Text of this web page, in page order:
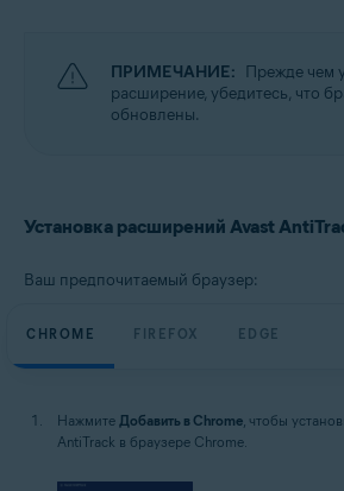
ПРИМЕЧАНИЕ: Прежде чем
расширение, убедитесь, что
обновлены.
Установка расширений Avast
Ваш предпочитаемый браузер:
CHROME FIREFOX EDGE
Нажмите Добавить в Chrome, чтобы
AntiTrack в браузере Chrome.